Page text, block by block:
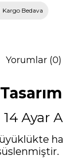
Kargo Bedava
Yorumlar (0)
Ayar